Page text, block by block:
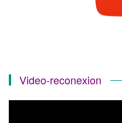
Video-reconexion